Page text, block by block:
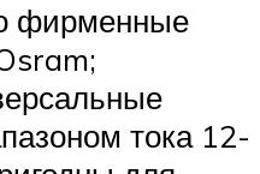
фирменные
тока 12-